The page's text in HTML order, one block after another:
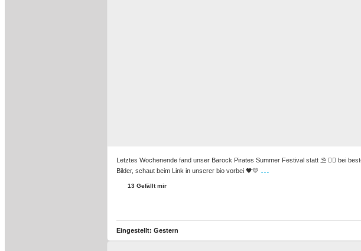
Letztes Wochenende fand unser Barock Pirates Summer Festival statt ⛱️ 🏴‍☠️ bei
Bilder, schaut beim Link in unserer bio vorbei 🖤💛 ...
13 Gefällt mir
Eingestellt: Gestern